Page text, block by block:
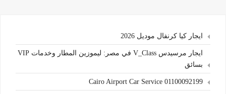
ايجار كيا كرنفال موديل 2026
ايجار مرسيدس V_Class في مصر: ليموزين المطار وخدمات VIP
بسائق
Cairo Airport Car Service 01100092199